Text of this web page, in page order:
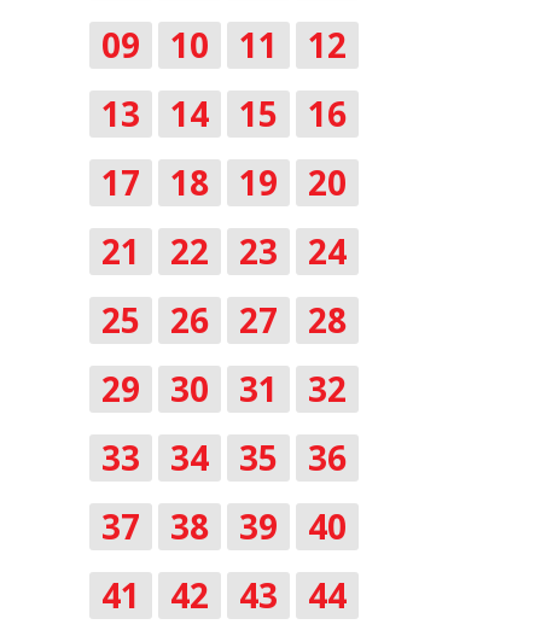
09
10 11
12
13
14 15
16
17
18 19
20
21
22 23
24
25
26 27
28
29
30 31
32
33
34 35
36
37
38 39
40
41
42 43
44